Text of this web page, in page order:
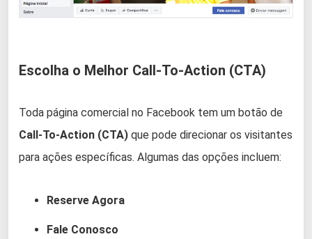
Escolha o Melhor Call-To-Action (CTA)
Toda página comercial no Facebook tem um botão de
Call-To-Action (CTA) que pode direcionar os visitantes
para ações específicas. Algumas das opções incluem:
Reserve Agora
Fale Conosco